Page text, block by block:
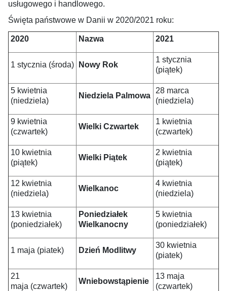
usługowego i handlowego.
Święta państwowe w Danii w 2020/2021 roku:
2020 Nazwa 2021
1 stycznia (środa) Nowy Rok
1 stycznia
(piątek)
5 kwietnia
(niedziela)
Niedziela Palmowa
28 marca
(niedziela)
9 kwietnia
(czwartek)
Wielki Czwartek
1 kwietnia
(czwartek)
10 kwietnia
(piątek)
Wielki Piątek
2 kwietnia
(piątek)
12 kwietnia
(niedziela)
Wielkanoc
4 kwietnia
(niedziela)
13 kwietnia
(poniedziałek)
Poniedziałek
Wielkanocny
5 kwietnia
(poniedziałek)
1 maja (piatek) Dzień Modlitwy
30 kwietnia
(piatek)
21
maja (czwartek)
Wniebowstąpienie
13 maja
(czwartek)